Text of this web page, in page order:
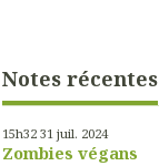
Notes récentes
15h32 31 juil. 2024
Zombies végans